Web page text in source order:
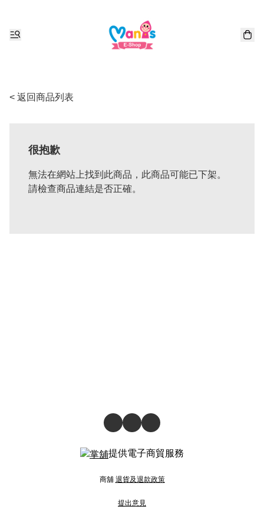
< 返回商品列表
很抱歉
無法在網站上找到此商品，此商品可能已下架。
請檢查商品連結是否正確。
提供電子商貿服務
商舖 退貨及退款政策
提出意見